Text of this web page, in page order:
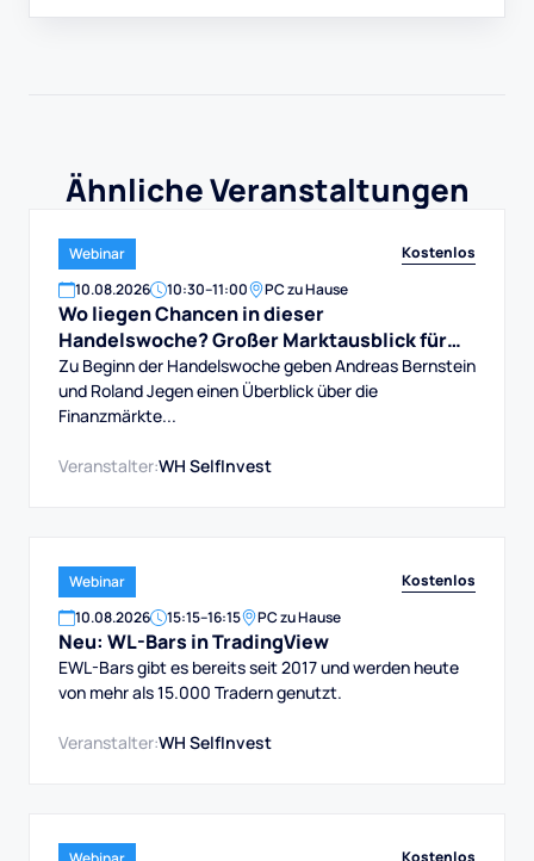
Ähnliche Veranstaltungen
Webinar
Kostenlos
10.08.2026 10:30–11:00 PC zu Hause
Wo liegen Chancen in dieser
Handelswoche? Großer Marktausblick für
DAX, Dow, Gold und Aktien
Zu Beginn der Handelswoche geben Andreas Bernstein
und Roland Jegen einen Überblick über die
Finanzmärkte...
Veranstalter:WH SelfInvest
Webinar
Kostenlos
10.08.2026 15:15–16:15 PC zu Hause
Neu: WL-Bars in TradingView
EWL-Bars gibt es bereits seit 2017 und werden heute
von mehr als 15.000 Tradern genutzt.
Veranstalter:WH SelfInvest